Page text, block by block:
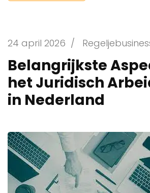
24 april 2026 /
Belangrijkste
het Juridisch
in Nederland